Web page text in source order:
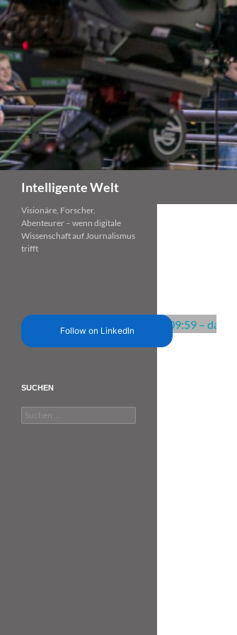
Zum
Inhalt
springen
Intelligente Welt
Visionäre, Forscher,
Abenteurer – wenn digitale
Wissenschaft auf Journalismus
trifft
Follow on LinkedIn
SUCHEN
Suchen
nach: